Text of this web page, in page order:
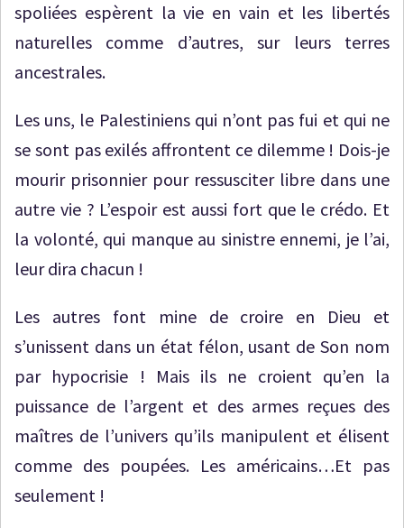
spoliées espèrent la vie en vain et les libertés
naturelles comme d’autres, sur leurs terres
ancestrales.
Les uns, le Palestiniens qui n’ont pas fui et qui ne
se sont pas exilés affrontent ce dilemme ! Dois-je
mourir prisonnier pour ressusciter libre dans une
autre vie ? L’espoir est aussi fort que le crédo. Et
la volonté, qui manque au sinistre ennemi, je l’ai,
leur dira chacun !
Les autres font mine de croire en Dieu et
s’unissent dans un état félon, usant de Son nom
par hypocrisie ! Mais ils ne croient qu’en la
puissance de l’argent et des armes reçues des
maîtres de l’univers qu’ils manipulent et élisent
comme des poupées. Les américains…Et pas
seulement !